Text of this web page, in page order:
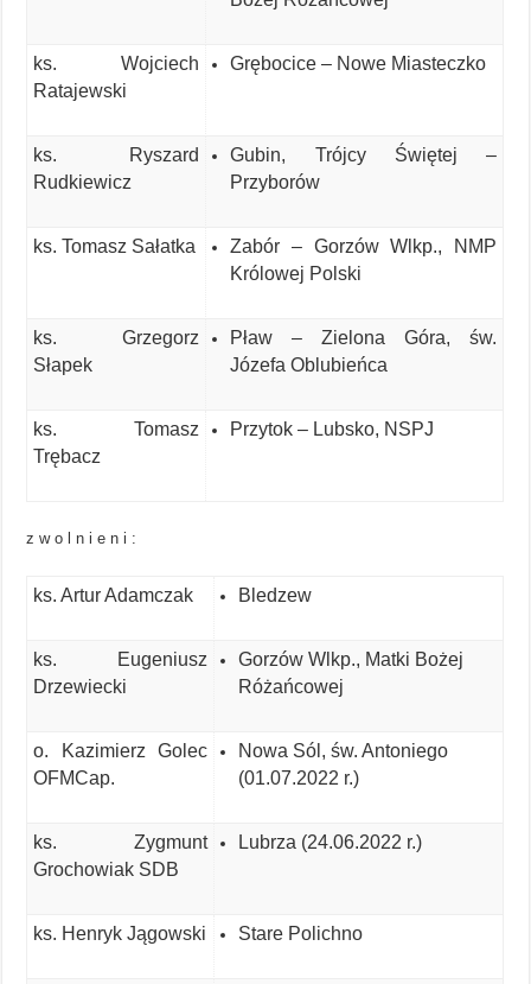
ks. Wojciech
Ratajewski
Grębocice – Nowe Miasteczko
ks. Ryszard
Rudkiewicz
Gubin, Trójcy Świętej –
Przyborów
ks. Tomasz Sałatka
Zabór – Gorzów Wlkp., NMP
Królowej Polski
ks. Grzegorz
Słapek
Pław – Zielona Góra, św.
Józefa Oblubieńca
ks. Tomasz
Trębacz
Przytok – Lubsko, NSPJ
z w o l n i e n i :
ks. Artur Adamczak Bledzew
ks. Eugeniusz
Drzewiecki
Gorzów Wlkp., Matki Bożej
Różańcowej
o. Kazimierz Golec
OFMCap.
Nowa Sól, św. Antoniego
(01.07.2022 r.)
ks. Zygmunt
Grochowiak SDB
Lubrza (24.06.2022 r.)
ks. Henryk Jągowski Stare Polichno